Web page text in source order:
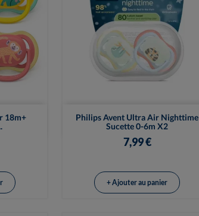
18m+
Philips Avent Ultra Air Nighttime
Sucette 0-6m X2
7,99 €
Vue rapide
+ Ajouter au panier